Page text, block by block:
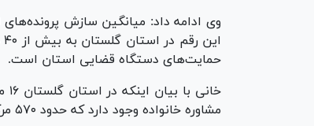
حمایت‌های دستگاه قضایی استان است.
مشاوره خانواده وجود دارد که حدود ۵۷۰ مرکز فعال هستند.